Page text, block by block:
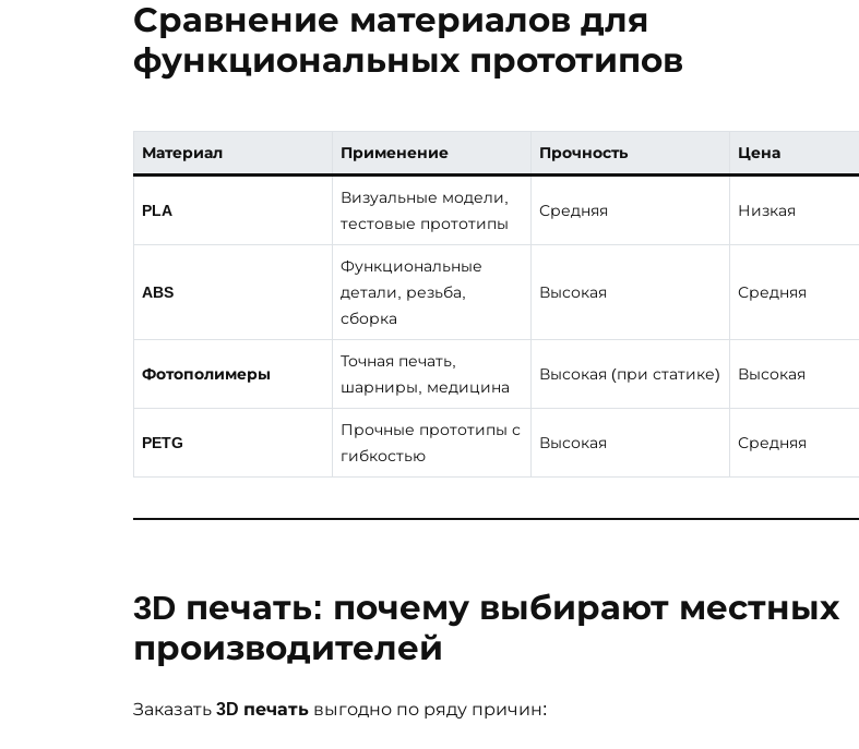
Сравнение материалов для
функциональных прототипов
Материал Применение Прочность Цена
PLA
Визуальные модели,
тестовые прототипы
Средняя Низкая
ABS
Функциональные
детали, резьба,
сборка
Высокая Средняя
Фотополимеры
Точная печать,
шарниры, медицина
Высокая (при статике) Высокая
PETG
Прочные прототипы с
гибкостью
Высокая Средняя
3D печать: почему выбирают местных
производителей
Заказать 3D печать выгодно по ряду причин: